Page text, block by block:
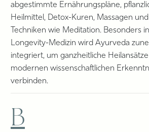
abgestimmte Ernährungspläne,
Heilmittel, Detox-Kuren, Massagen
Techniken wie Meditation. Besonders
Longevity-Medizin wird Ayurveda
integriert, um ganzheitliche
modernen wissenschaftlichen
verbinden.
B